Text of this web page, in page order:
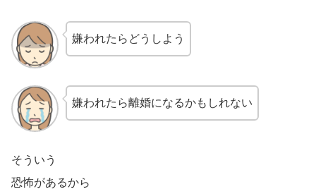
嫌われたらどうしよう
嫌われたら離婚になるかもしれない
そういう
恐怖があるから